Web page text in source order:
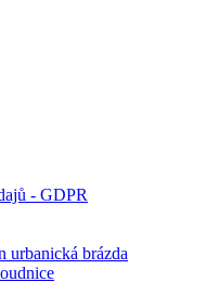
- GDPR
urbanická brázda